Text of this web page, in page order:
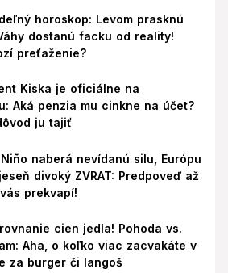
horoskop: Levom prasknú
dostanú facku od reality!
preťaženie?
Kiska je oficiálne na
Aká penzia mu cinkne na účet?
ju tajiť
naberá nevídanú silu, Európu
divoký ZVRAT: Predpoveď až
prekvapí!
cien jedla! Pohoda vs.
Aha, o koľko viac zacvakáte v
za burger či langoš